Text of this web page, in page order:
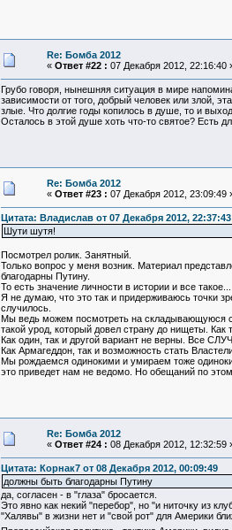
Re: Бомба 2012
« Ответ #22 : 07 Декабря 2012, 22:16:40
Грубо говоря, нынешняя ситуация в мире
зависимости от того, добрый человек или злой,
злые. Что долгие годы копилось в душе, то и
Осталось в этой душе хоть что-то святое? Есть
Re: Бомба 2012
« Ответ #23 : 07 Декабря 2012, 23:09:49
Цитата: Владислав от 07 Декабря 2012, 22:37:43
Шути шутя!
Посмотрел ролик. Занятный.
Только вопрос у меня возник. Материал
благодарны Путину.
То есть значение личности в истории и все такое...
Я не думаю, что это так и придерживаюсь точки
случилось.
Мы ведь можем посмотреть на складывающуюся
такой урод, который довел страну до нищеты. Как
Как один, так и другой вариант не верны. Все
Как Армагеддон, так и возможность стать
Мы рождаемся одинокими и умираем тоже
это приведет нам не ведомо. Но обещаний по
Re: Бомба 2012
« Ответ #24 : 08 Декабря 2012, 12:32:59
Цитата: Корнак7 от 08 Декабря 2012, 00:09:49
должны быть благодарны Путину
да, согласен - в "глаза" бросается.
Это явно как некий "перебор", но "и ниточку из
"Халявы" в жизни нет и "свой рот" для Америки